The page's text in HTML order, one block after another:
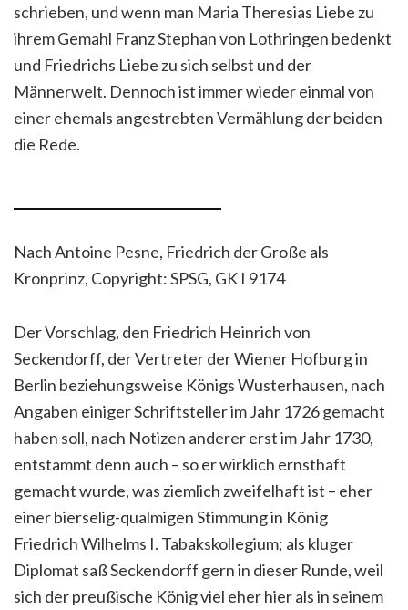
schrieben, und wenn man Maria Theresias Liebe zu
ihrem Gemahl Franz Stephan von Lothringen bedenkt
und Friedrichs Liebe zu sich selbst und der
Männerwelt. Dennoch ist immer wieder einmal von
einer ehemals angestrebten Vermählung der beiden
die Rede.
Nach Antoine Pesne, Friedrich der Große als
Kronprinz, Copyright: SPSG, GK I 9174
Der Vorschlag, den Friedrich Heinrich von
Seckendorff, der Vertreter der Wiener Hofburg in
Berlin beziehungsweise Königs Wusterhausen, nach
Angaben einiger Schriftsteller im Jahr 1726 gemacht
haben soll, nach Notizen anderer erst im Jahr 1730,
entstammt denn auch – so er wirklich ernsthaft
gemacht wurde, was ziemlich zweifelhaft ist – eher
einer bierselig-qualmigen Stimmung in König
Friedrich Wilhelms I. Tabakskollegium; als kluger
Diplomat saß Seckendorff gern in dieser Runde, weil
sich der preußische König viel eher hier als in seinem